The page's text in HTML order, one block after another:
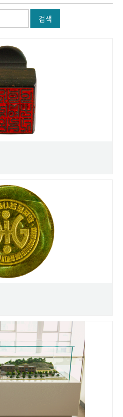
행정박물 영상 기록물
50+1
검색